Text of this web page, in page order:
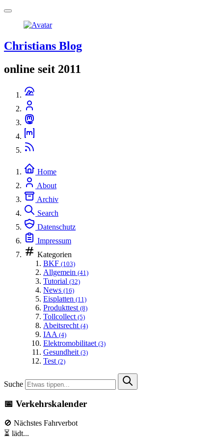
Christians Blog
online seit 2011
Home
About
Archiv
Search
Datenschutz
Impressum
Kategorien
BKF (103)
Allgemein (41)
Tutorial (32)
News (16)
Eisplatten (11)
Produkttest (8)
Tollcollect (5)
Abeitsrecht (4)
IAA (4)
Elektromobilitaet (3)
Gesundheit (3)
Test (2)
Suche
📅 Verkehrskalender
🚫 Nächstes Fahrverbot
⏳ lädt...